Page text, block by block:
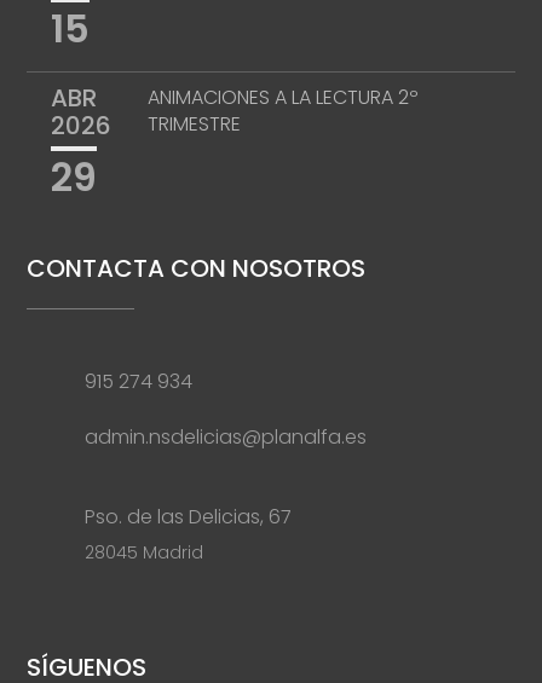
15
ABR
2026
29
ANIMACIONES A LA LECTURA 2º
TRIMESTRE
CONTACTA CON NOSOTROS
915 274 934
admin.nsdelicias@planalfa.es
Pso. de las Delicias, 67
28045 Madrid
SÍGUENOS